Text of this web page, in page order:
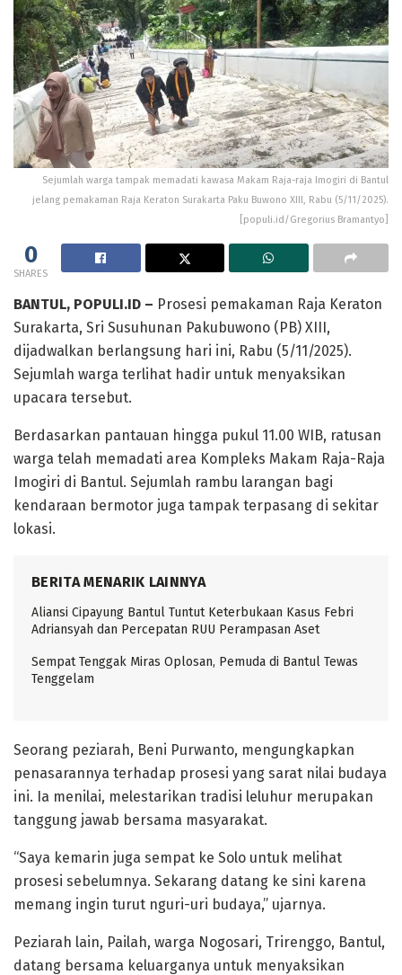
Sejumlah warga tampak memadati kawasa Makam Raja-raja Imogiri di Bantul
jelang pemakaman Raja Keraton Surakarta Paku Buwono XIII, Rabu (5/11/2025).
[populi.id/Gregorius Bramantyo]
0
SHARES
BANTUL, POPULI.ID – Prosesi pemakaman Raja Keraton
Surakarta, Sri Susuhunan Pakubuwono (PB) XIII,
dijadwalkan berlangsung hari ini, Rabu (5/11/2025).
Sejumlah warga terlihat hadir untuk menyaksikan
upacara tersebut.
Berdasarkan pantauan hingga pukul 11.00 WIB, ratusan
warga telah memadati area Kompleks Makam Raja-Raja
Imogiri di Bantul. Sejumlah rambu larangan bagi
kendaraan bermotor juga tampak terpasang di sekitar
lokasi.
BERITA MENARIK LAINNYA
Aliansi Cipayung Bantul Tuntut Keterbukaan Kasus Febri
Adriansyah dan Percepatan RUU Perampasan Aset
Sempat Tenggak Miras Oplosan, Pemuda di Bantul Tewas
Tenggelam
Seorang peziarah, Beni Purwanto, mengungkapkan
penasarannya terhadap prosesi yang sarat nilai budaya
ini. Ia menilai, melestarikan tradisi leluhur merupakan
tanggung jawab bersama masyarakat.
“Saya kemarin juga sempat ke Solo untuk melihat
prosesi sebelumnya. Sekarang datang ke sini karena
memang ingin turut nguri-uri budaya,” ujarnya.
Peziarah lain, Pailah, warga Nogosari, Trirenggo, Bantul,
datang bersama keluarganya untuk menyaksikan